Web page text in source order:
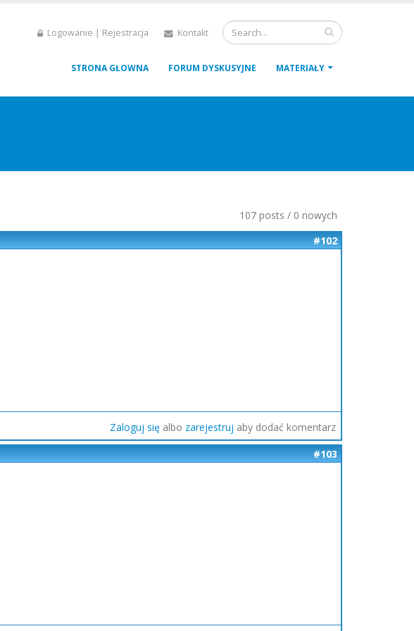
Logowanie | Rejestracja Kontakt
STRONA GŁOWNA FORUM DYSKUSYJNE MATERIAŁY
107 posts / 0 nowych
#102
Zaloguj się albo zarejestruj aby dodać komentarz
#103